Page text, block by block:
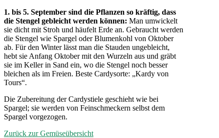
1. bis 5. September sind die Pflanzen so kräftig, dass
die Stengel gebleicht werden können: Man umwickelt
sie dicht mit Stroh und häufelt Erde an. Gebraucht werden
die Stengel wie Spargel oder Blumenkohl von Oktober
ab. Für den Winter lässt man die Stauden ungebleicht,
hebt sie Anfang Oktober mit den Wurzeln aus und gräbt
sie im Keller in Sand ein, wo die Stengel noch besser
bleichen als im Freien. Beste Cardysorte: „Kardy von
Tours“.
Die Zubereitung der Cardystiele geschieht wie bei
Spargel; sie werden von Feinschmeckern selbst dem
Spargel vorgezogen.
Zurück zur Gemüseübersicht